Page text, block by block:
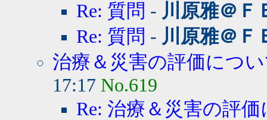
Re: 質問 - 川原雅＠Ｆ
Re: 質問 - 川原雅＠Ｆ
治療＆災害の評価につ
17:17 No.619
Re: 治療＆災害の評